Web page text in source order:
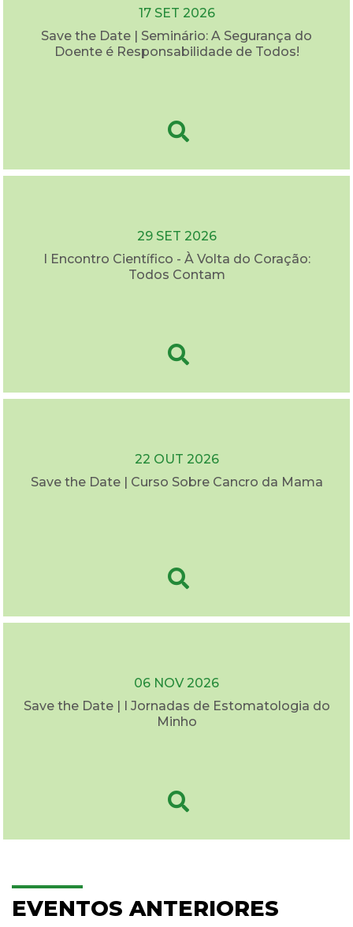
17 SET 2026
Save the Date | Seminário: A Segurança do
Doente é Responsabilidade de Todos!
29 SET 2026
I Encontro Científico - À Volta do Coração:
Todos Contam
22 OUT 2026
Save the Date | Curso Sobre Cancro da Mama
06 NOV 2026
Save the Date | I Jornadas de Estomatologia do
Minho
EVENTOS ANTERIORES